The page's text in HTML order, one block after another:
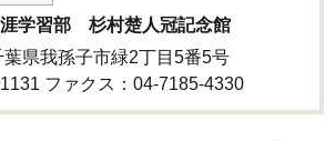
学習部 杉村楚人冠記念館
県我孫子市緑2丁目5番5号
ファクス：04-7185-4330